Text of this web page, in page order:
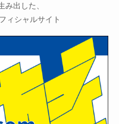
み出した、
ィシャルサイト